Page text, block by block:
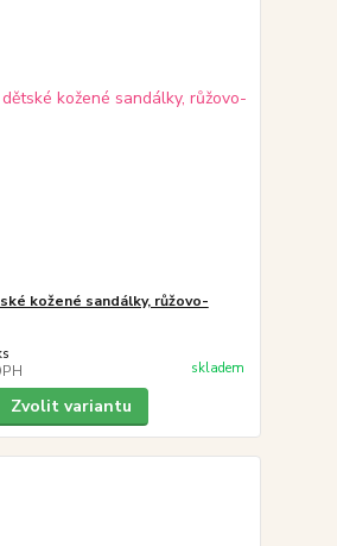
kožené sandálky, růžovo-
skladem
Zvolit variantu